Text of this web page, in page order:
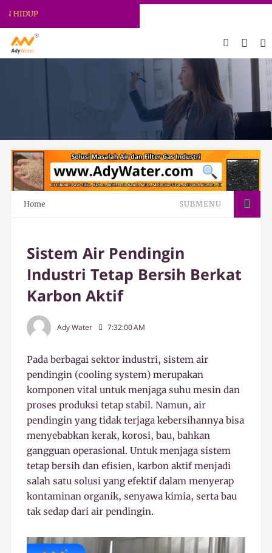
Home SUBMENU
Sistem Air Pendingin
Industri Tetap Bersih Berkat
Karbon Aktif
Ady Water 7:32:00 AM
Pada berbagai sektor industri, sistem air
pendingin (cooling system) merupakan
komponen vital untuk menjaga suhu mesin dan
proses produksi tetap stabil. Namun, air
pendingin yang tidak terjaga kebersihannya bisa
menyebabkan kerak, korosi, bau, bahkan
gangguan operasional. Untuk menjaga sistem
tetap bersih dan efisien, karbon aktif menjadi
salah satu solusi yang efektif dalam menyerap
kontaminan organik, senyawa kimia, serta bau
tak sedap dari air pendingin.